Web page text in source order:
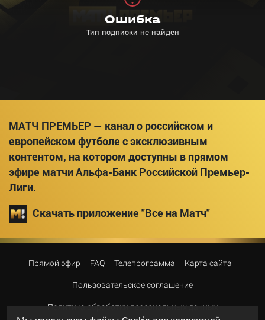
МАТЧ ПРЕМЬЕР — канал о российском и
европейском футболе с эксклюзивным
контентом, на котором доступны в прямом
эфире матчи Альфа-Банк Российской Премьер-
Лиги.
Скачать приложение "Все на Матч"
Прямой эфир FAQ Телепрограмма Карта сайта
Пользовательское соглашение
Политика обработки персональных данных